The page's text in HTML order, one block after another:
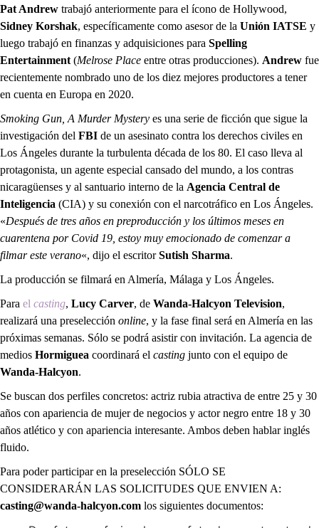
Pat Andrew trabajó anteriormente para el ícono de Hollywood,
Sidney Korshak, específicamente como asesor de la Unión IATSE y
luego trabajó en finanzas y adquisiciones para Spelling
Entertainment (Melrose Place entre otras producciones). Andrew fue
recientemente nombrado uno de los diez mejores productores a tener
en cuenta en Europa en 2020.
Smoking Gun, A Murder Mystery es una serie de ficción que sigue la
investigación del FBI de un asesinato contra los derechos civiles en
Los Ángeles durante la turbulenta década de los 80. El caso lleva al
protagonista, un agente especial cansado del mundo, a los contras
nicaragüenses y al santuario interno de la Agencia Central de
Inteligencia (CIA) y su conexión con el narcotráfico en Los Ángeles.
«Después de tres años en preproducción y los últimos meses en
cuarentena por Covid 19, estoy muy emocionado de comenzar a
filmar este verano«, dijo el escritorSutish Sharma.
La producción se filmará en Almería, Málaga y Los Ángeles.
Para el casting, Lucy Carver, de Wanda-Halcyon Television,
realizará una preselección online, y la fase final será en Almería en las
próximas semanas. Sólo se podrá asistir con invitación. La agencia de
medios Hormiguea coordinará el casting junto con el equipo de
Wanda-Halcyon.
Se buscan dos perfiles concretos: actriz rubia atractiva de entre 25 y 30
años con apariencia de mujer de negocios y actor negro entre 18 y 30
años atlético y con apariencia interesante. Ambos deben hablar inglés
fluido.
Para poder participar en la preselección SÓLO SE
CONSIDERARÁN LAS SOLICITUDES QUE ENVIEN A:
casting@wanda-halcyon.com los siguientes documentos: